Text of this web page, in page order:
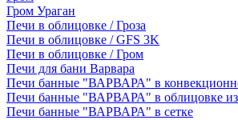
Гром Ураган
Печи в облицовке / Гроза
Печи в облицовке / GFS 3K
Печи в облицовке / Гром
Печи для бани Варвара
Печи банные "ВАРВАРА" в
Печи банные "ВАРВАРА" в облицовке
Печи банные "ВАРВАРА" в сетке